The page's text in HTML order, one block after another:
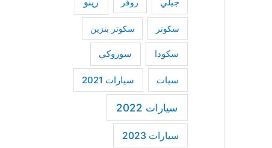
جيلي روفر
سكوتر سكوتر بنزين
سكودا سوزوكي
سيات سيارات 2021
سيارات 2022
سيارات 2023